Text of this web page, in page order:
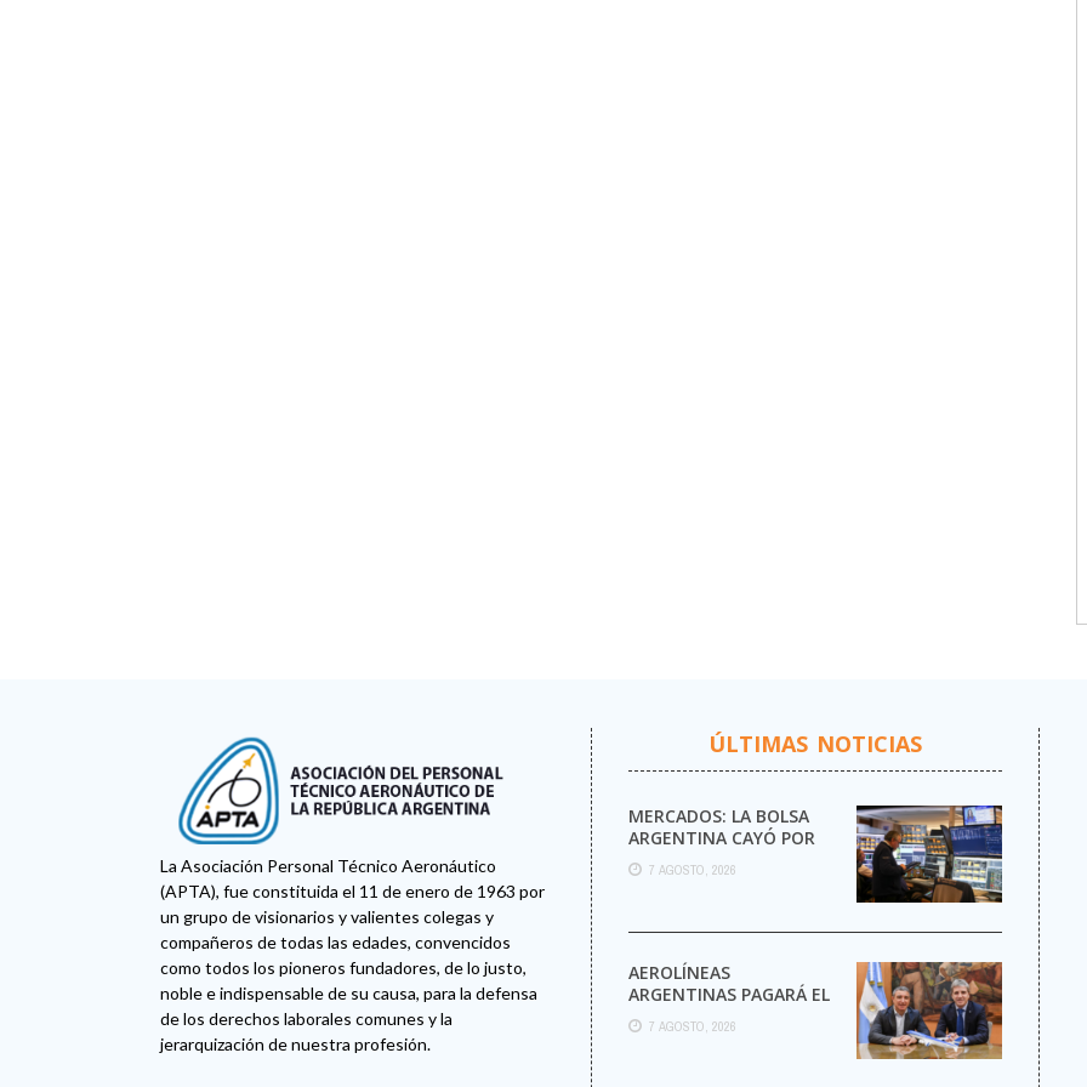
La Asociación Personal Técnico Aeronáutico
(APTA), fue constituida el 11 de enero de 1963 por
un grupo de visionarios y valientes colegas y
compañeros de todas las edades, convencidos
como todos los pioneros fundadores, de lo justo,
noble e indispensable de su causa, para la defensa
de los derechos laborales comunes y la
jerarquización de nuestra profesión.
ÚLTIMAS NOTICIAS
MERCADOS: LA BOLSA
ARGENTINA CAYÓ POR
QUINTA RUEDA SEGUIDA
Y EL RIESGO PAÍS TOCÓ
7 AGOSTO, 2026
AEROLÍNEAS
ARGENTINAS PAGARÁ EL
IMPUESTO A LAS
GANANCIAS POR
7 AGOSTO, 2026